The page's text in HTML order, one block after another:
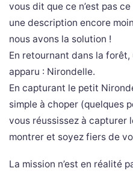
vous dit que ce n’est pas
une description encore
nous avons la solution !
En retournant dans la forêt,
apparu : Nirondelle.
En capturant le petit
simple à choper (quelques
vous réussissez à capturer
montrer et soyez fiers de
La mission n’est en réalité